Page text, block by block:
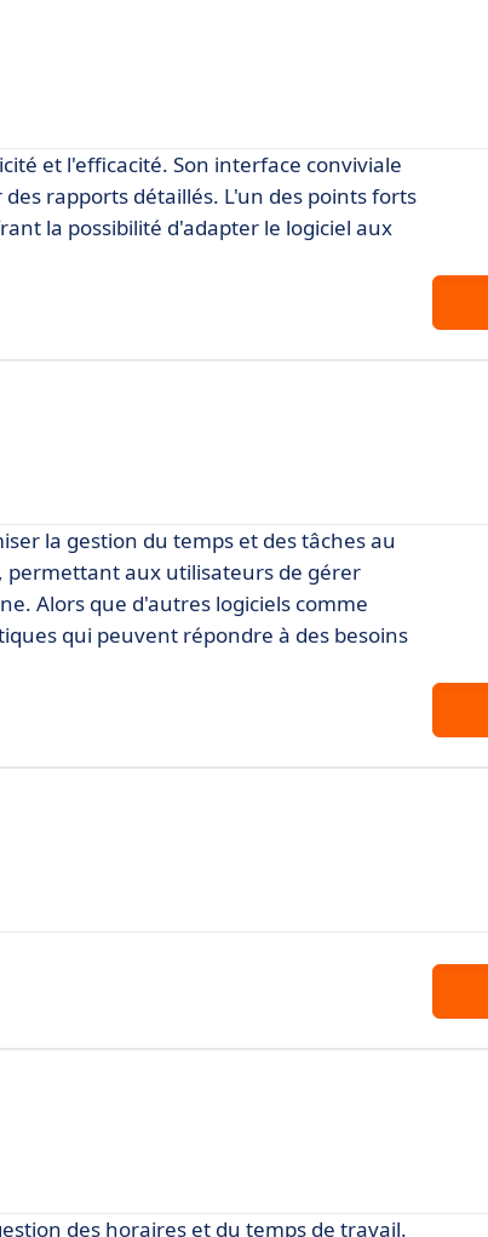
et l'efficacité. Son interface conviviale
rapports détaillés. L'un des points forts
la possibilité d'adapter le logiciel aux
la gestion du temps et des tâches au
permettant aux utilisateurs de gérer
Alors que d'autres logiciels comme
qui peuvent répondre à des besoins
des horaires et du temps de travail.